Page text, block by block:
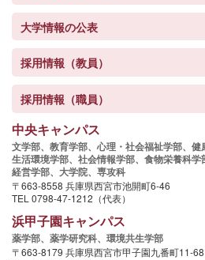
大学情報の公表
採用情報（教員）
採用情報（職員）
中央キャンパス
文学部、 教育学部、 心理・社会福祉学部、 健
生活環境学部、 社会情報学部、 食物栄養科学
経営学部、 大学院、 専攻科
〒663-8558 兵庫県西宮市池開町6-46
TEL 0798-47-1212（代表）
浜甲子園キャンパス
薬学部、 薬学研究科、 環境共生学部
〒663-8179 兵庫県西宮市甲子園九番町11-68